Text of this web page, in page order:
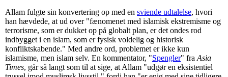
Allam fulgte sin konvertering op med en sviende udtalelse, hvori
han hævdede, at ud over "fænomenet med islamisk ekstremisme og
terrorisme, som er dukket op på globalt plan, er det ondes rod
indbygget i en islam, som er fysisk voldelig og historisk
konfliktskabende." Med andre ord, problemet er ikke kun
islamisme, men islam selv. En kommentator, "Spengler" fra Asia
Times, går så langt som til at sige, at Allam "udgør en eksistentiel